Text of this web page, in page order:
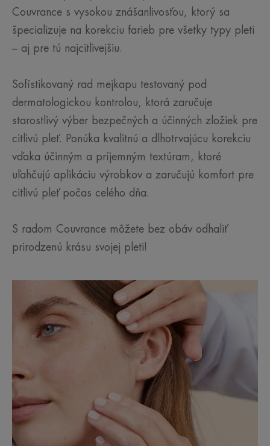
Couvrance s vysokou znášanlivosťou, ktorý sa
špecializuje na korekciu farieb pre všetky typy pleti
– aj pre tú najcitlivejšiu.
Sofistikovaný rad mejkapu testovaný pod
dermatologickou kontrolou, ktorá zaručuje
starostlivý výber bezpečných a účinných zložiek pre
citlivú pleť. Ponúka kvalitnú a dlhotrvajúcu korekciu
vďaka účinným a príjemným textúram, ktoré
uľahčujú aplikáciu výrobkov a zaručujú komfort pre
citlivú pleť počas celého dňa.
S radom Couvrance môžete bez obáv odhaliť
prirodzenú krásu svojej pleti!